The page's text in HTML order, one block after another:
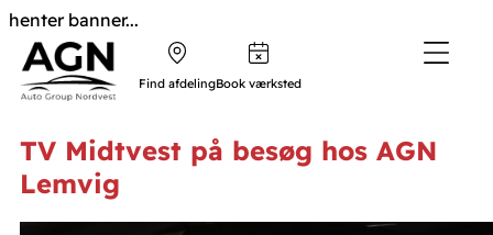
henter banner...
Find afdelingBook værksted
TV Midtvest på besøg hos AGN
Lemvig